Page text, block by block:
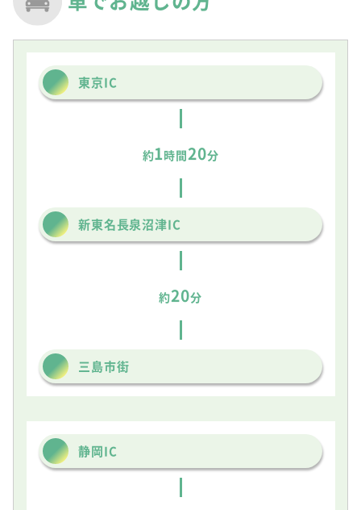
東京IC
約1時間20分
新東名長泉沼津IC
約20分
三島市街
静岡IC